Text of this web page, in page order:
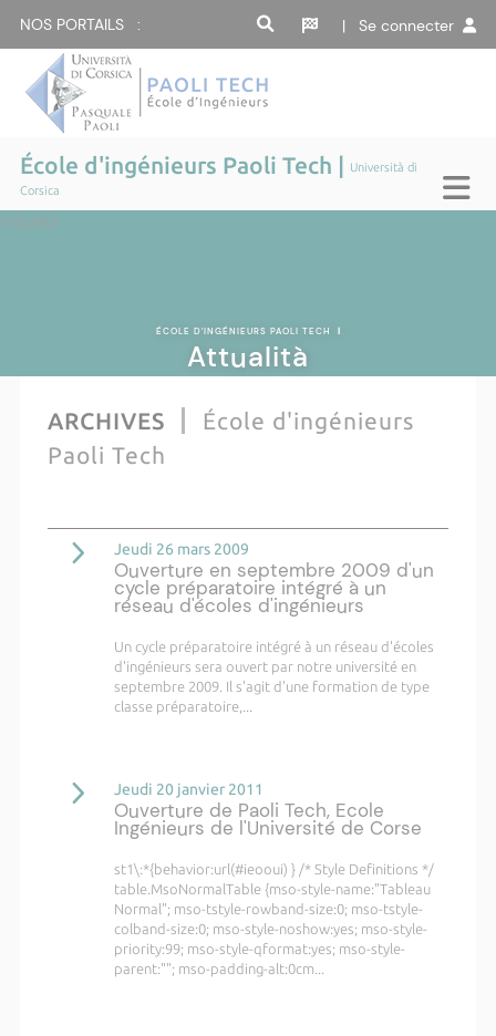
NOS PORTAILS : | Se connecter
École d'ingénieurs Paoli Tech |
Università di
Corsica
Attualità
ÉCOLE D'INGÉNIEURS PAOLI TECH |
Attualità
ARCHIVES
École d'ingénieurs
Paoli Tech
Jeudi 26 mars 2009
Ouverture en septembre 2009 d'un
cycle préparatoire intégré à un
réseau d'écoles d'ingénieurs
Un cycle préparatoire intégré à un réseau d'écoles
d'ingénieurs sera ouvert par notre université en
septembre 2009. Il s'agit d'une formation de type
classe préparatoire,...
Jeudi 20 janvier 2011
Ouverture de Paoli Tech, Ecole
Ingénieurs de l'Université de Corse
st1\:*{behavior:url(#ieooui) } /* Style Definitions */
table.MsoNormalTable {mso-style-name:"Tableau
Normal"; mso-tstyle-rowband-size:0; mso-tstyle-
colband-size:0; mso-style-noshow:yes; mso-style-
priority:99; mso-style-qformat:yes; mso-style-
parent:""; mso-padding-alt:0cm...